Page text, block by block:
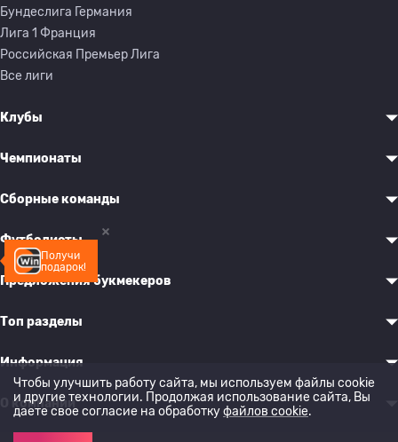
Получи
подарок!
Бундеслига Германия
Лига 1 Франция
Российская Премьер Лига
Все лиги
Клубы
Чемпионаты
Сборные команды
Футболисты
Предложения букмекеров
Топ разделы
Информация
О компании
Чтобы улучшить работу сайта, мы используем файлы cookie
и другие технологии. Продолжая использование сайта, Вы
даете свое согласие на обработкуфайлов cookie.